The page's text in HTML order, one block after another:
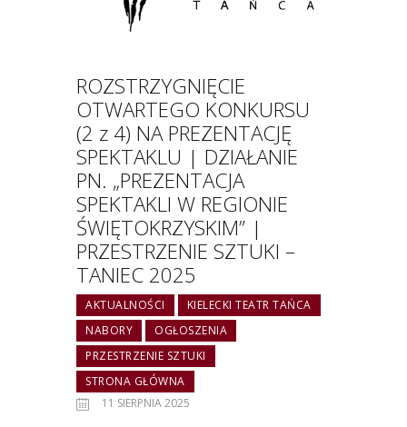
ROZSTRZYGNIĘCIE
OTWARTEGO KONKURSU
(2 z 4) NA PREZENTACJĘ
SPEKTAKLU | DZIAŁANIE
PN. „PREZENTACJA
SPEKTAKLI W REGIONIE
ŚWIĘTOKRZYSKIM” |
PRZESTRZENIE SZTUKI –
TANIEC 2025
AKTUALNOŚCI
KIELECKI TEATR TAŃCA
NABORY
OGŁOSZENIA
PRZESTRZENIE SZTUKI
STRONA GŁÓWNA
11 SIERPNIA 2025